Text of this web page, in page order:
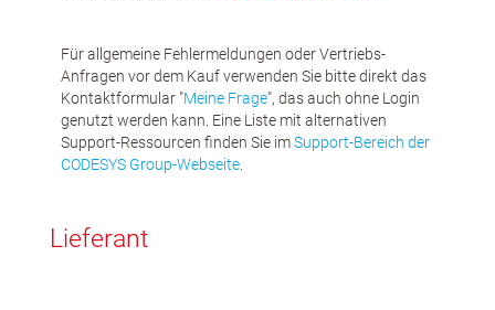
Für allgemeine Fehlermeldungen oder Vertriebs-
Anfragen vor dem Kauf verwenden Sie bitte direkt das
Kontaktformular "Meine Frage", das auch ohne Login
genutzt werden kann. Eine Liste mit alternativen
Support-Ressourcen finden Sie imSupport-Bereich der
CODESYS Group-Webseite.
Lieferant